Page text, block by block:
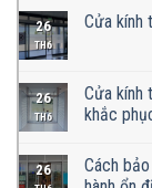
26
TH6
Cửa kính
26
TH6
Cửa kính
khắc
26
Cách